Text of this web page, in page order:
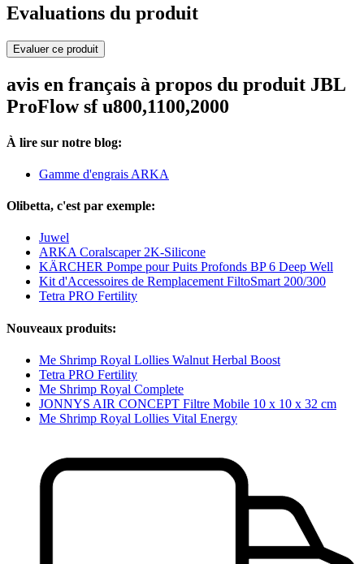
Evaluations du produit
Evaluer ce produit
avis en français à propos du produit JBL
ProFlow sf u800,1100,2000
À lire sur notre blog:
Gamme d'engrais ARKA
Olibetta, c'est par exemple:
Juwel
ARKA Coralscaper 2K-Silicone
KÄRCHER Pompe pour Puits Profonds BP 6 Deep Well
Kit d'Accessoires de Remplacement FiltoSmart 200/300
Tetra PRO Fertility
Nouveaux produits:
Me Shrimp Royal Lollies Walnut Herbal Boost
Tetra PRO Fertility
Me Shrimp Royal Complete
JONNYS AIR CONCEPT Filtre Mobile 10 x 10 x 32 cm
Me Shrimp Royal Lollies Vital Energy